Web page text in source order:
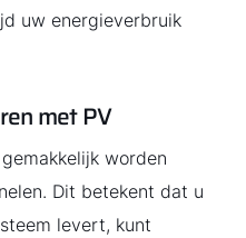
uw energieverbruik
met PV
worden
Dit betekent dat u
levert, kunt